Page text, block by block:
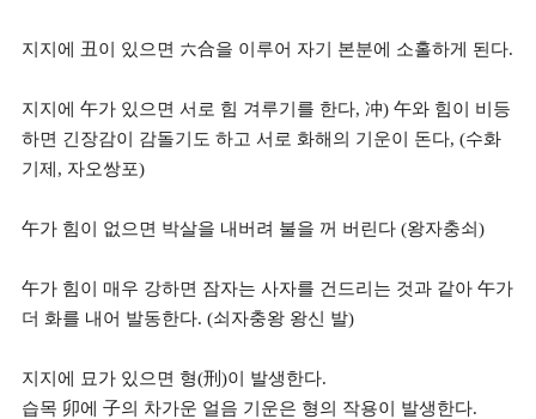
지지에 丑이 있으면 六合을 이루어 자기 본분에 소홀하게 된다.
지지에 午가 있으면 서로 힘 겨루기를 한다, 冲) 午와 힘이 비등
하면 긴장감이 감돌기도 하고 서로 화해의 기운이 돈다, (수화
기제, 자오쌍포)
午가 힘이 없으면 박살을 내버려 불을 꺼 버린다 (왕자충쇠)
午가 힘이 매우 강하면 잠자는 사자를 건드리는 것과 같아 午가
더 화를 내어 발동한다. (쇠자충왕 왕신 발)
지지에 묘가 있으면 형(刑)이 발생한다.
습목 卯에 子의 차가운 얼음 기운은 형의 작용이 발생한다.